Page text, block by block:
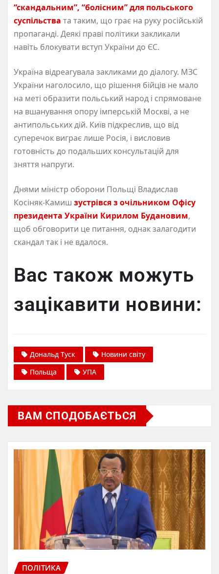
“скандальним”, “болісним” для польського
суспільства та таким, що грає на руку російській
пропаганді. Деякі праві політики закликали
навіть блокувати вступ України до ЄС.
Україна відреагувала закликами до діалогу. МЗС
України наголосило, що рішення бійців не мало
на меті образити польський народ і спрямоване
на вшанування опору імперській Москві, а не
антипольських дій. Київ підкреслив, що від
суперечок виграє лише Росія, і висловив
готовність до подальших консультацій для
зняття напруги.
Днями міністр оборони Польщі Владислав
Косіняк-Камиш зустрівся з очільником Офісу
президента України Кирилом Будановим,
щоб обговорити це питання, однак залагодити
скандал так і не вдалося.
Вас також можуть
зацікавити новини:
Дональд Туск
Новини світу
Польща
УПА
ВАМ СПОДОБАЄТЬСЯ
ПОЛІТИКА